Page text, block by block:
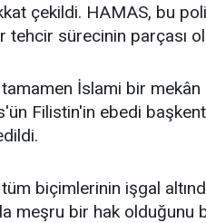
çekildi. HAMAS, bu
tehcir sürecinin parçası
İslami bir
Filistin'in ebedi
biçimlerinin işgal
meşru bir hak olduğunu